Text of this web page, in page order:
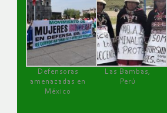
Defensoras
amenazadas en
México
Las Bambas,
Perú